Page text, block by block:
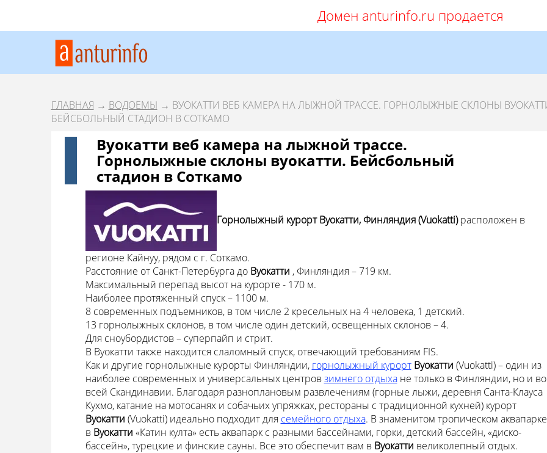
Домен anturinfo.ru продается
ГЛАВНАЯ → ВОДОЕМЫ → ВУОКАТТИ ВЕБ КАМЕРА НА ЛЫЖНОЙ ТРАССЕ. ГОРНОЛЫЖНЫЕ СКЛОНЫ
БЕЙСБОЛЬНЫЙ СТАДИОН В СОТКАМО
Вуокатти веб камера на лыжной трассе.
Горнолыжные склоны вуокатти. Бейсбольный
стадион в Соткамо
Горнолыжный курорт Вуокатти, Финляндия (Vuokatti)расположен в
регионе Кайнуу, рядом с г. Соткамо.
Расстояние от Санкт-Петербурга до Вуокатти , Финляндия – 719 км.
Максимальный перепад высот на курорте - 170 м.
Наиболее протяженный спуск – 1100 м.
8 современных подъемников, в том числе 2 кресельных на 4 человека, 1 детский.
13 горнолыжных склонов, в том числе один детский, освещенных склонов – 4.
Для сноубордистов – суперпайп и стрит.
В Вуокатти также находится слаломный спуск, отвечающий требованиям FIS.
Как и другие горнолыжные курорты Финляндии, горнолыжный курорт Вуокатти (Vuokatti) – один из
наиболее современных и универсальных центровзимнего отдыхане только в Финляндии, но и во
всей Скандинавии. Благодаря разноплановым развлечениям (горные лыжи, деревня Санта-Клауса
Кухмо, катание на мотосанях и собачьих упряжках, рестораны с традиционной кухней) курорт
Вуокатти (Vuokatti) идеально подходит для семейного отдыха. В знаменитом тропическом аквапарке
в Вуокатти «Катин култа» есть аквапарк с разными бассейнами, горки, детский бассейн, «диско-
бассейн», турецкие и финские сауны. Все это обеспечит вам в Вуокатти великолепный отдых.